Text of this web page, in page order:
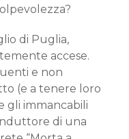
di Puglia,
accese.
e non
(e a tenere loro
gli immancabili
di una